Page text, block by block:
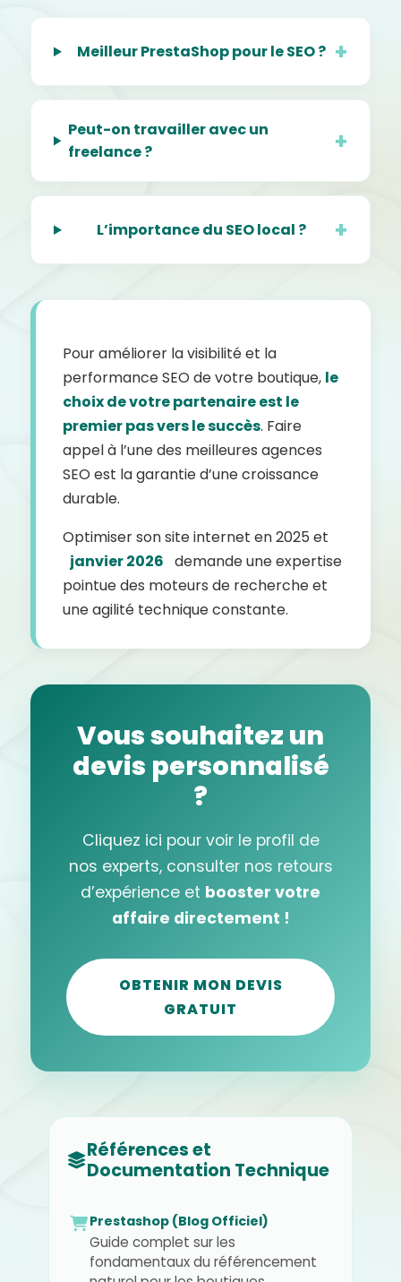
Meilleur PrestaShop pour le SEO ?
Peut-on travailler avec un
freelance ?
L’importance du SEO local ?
Pour améliorer la visibilité et la
performance SEO de votre boutique, le
choix de votre partenaire est le
premier pas vers le succès. Faire
appel à l’une des meilleures agences
SEO est la garantie d’une croissance
durable.
Optimiser son site internet en 2025 et
janvier 2026 demande une expertise
pointue des moteurs de recherche et
une agilité technique constante.
Vous souhaitez un
devis personnalisé
?
Cliquez ici pour voir le profil de
nos experts, consulter nos retours
d’expérience et booster votre
affaire directement !
OBTENIR MON DEVIS
GRATUIT
Références et
Documentation Technique
Prestashop (Blog Officiel)
Guide complet sur les
fondamentaux du référencement